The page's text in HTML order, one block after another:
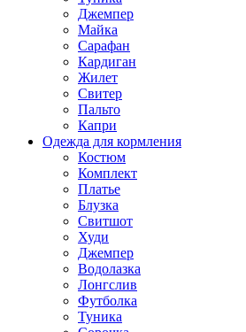
Джемпер
Майка
Сарафан
Кардиган
Жилет
Свитер
Пальто
Капри
Одежда для кормления
Костюм
Комплект
Платье
Блузка
Свитшот
Худи
Джемпер
Водолазка
Лонгслив
Футболка
Туника